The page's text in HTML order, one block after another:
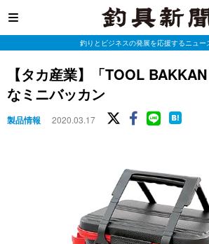
釣りとビジネスの発展を応援するニュー
【タカ産業】「TOOL
なミニバッカン
製品情報 2020.03.17